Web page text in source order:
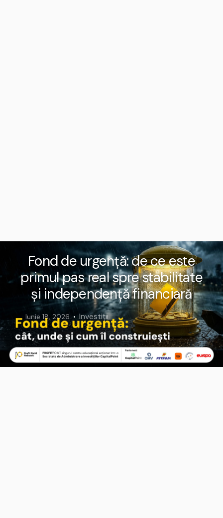
Fond de urgență: de ce este
primul pas real spre stabilitate
și independență financiară
Iunie 18, 2026 Investiții